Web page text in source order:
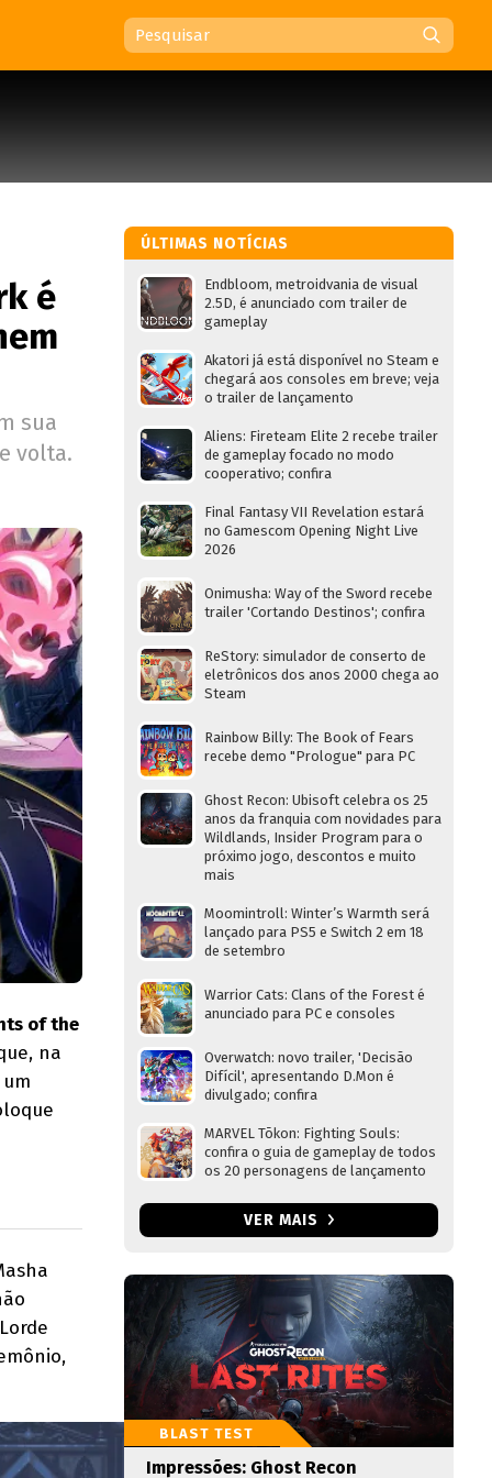
é
sua
volta.
of the
na
ÚLTIMAS NOTÍCIAS
Endbloom, metroidvania de visual
2.5D, é anunciado com trailer de
gameplay
Akatori já está disponível no Steam e
chegará aos consoles em breve; veja
o trailer de lançamento
Aliens: Fireteam Elite 2 recebe trailer
de gameplay focado no modo
cooperativo; confira
Final Fantasy VII Revelation estará
no Gamescom Opening Night Live
2026
Onimusha: Way of the Sword recebe
trailer 'Cortando Destinos'; confira
ReStory: simulador de conserto de
eletrônicos dos anos 2000 chega ao
Steam
Rainbow Billy: The Book of Fears
recebe demo "Prologue" para PC
Ghost Recon: Ubisoft celebra os 25
anos da franquia com novidades para
Wildlands, Insider Program para o
próximo jogo, descontos e muito
mais
Moomintroll: Winter’s Warmth será
lançado para PS5 e Switch 2 em 18
de setembro
Warrior Cats: Clans of the Forest é
anunciado para PC e consoles
Overwatch: novo trailer, 'Decisão
Difícil', apresentando D.Mon é
divulgado; confira
MARVEL Tōkon: Fighting Souls:
confira o guia de gameplay de todos
os 20 personagens de lançamento
VER MAIS
BLAST TEST
Impressões: Ghost Recon